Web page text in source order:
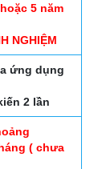
5 năm
NGHIỆM
ứng dụng
2 lần
( chưa